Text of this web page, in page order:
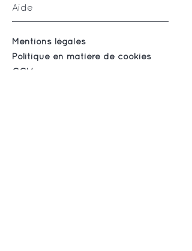
Aide
Mentions légales
Politique en matière de cookies
CGV